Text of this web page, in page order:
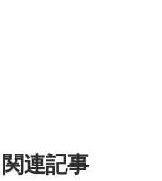
関連記事